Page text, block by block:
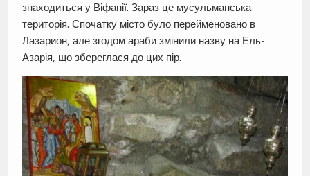
знаходиться у Віфанії. Зараз це мусульманська
територія. Спочатку місто було перейменовано в
Лазарион, але згодом араби змінили назву на Ель-
Азарія, що збереглася до цих пір.